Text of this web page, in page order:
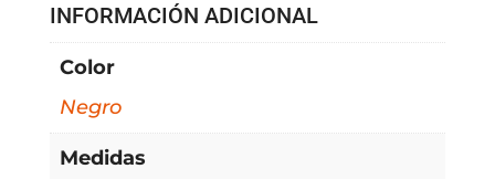
INFORMACIÓN ADICIONAL
Color
Negro
Medidas